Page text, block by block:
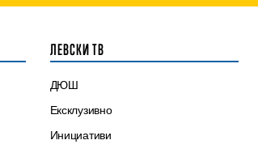
ЛЕВСКИ ТВ
ДЮШ
Ексклузивно
Инициативи